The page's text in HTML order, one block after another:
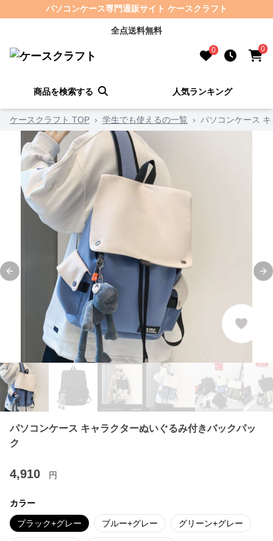
パソコンケース専門通販サイト ケースクラフト
全点送料無料
0 0
商品を検索する 人気ランキング
ケースクラフト TOP › 学生でも使えるの一覧 › パソコンケース
Previous slide
パソコンケース キャラクターぬいぐるみ付きバックパッ
ク
4,910 円
カラー
ブラック+グレー ブルー+グレー グリーン+グレー